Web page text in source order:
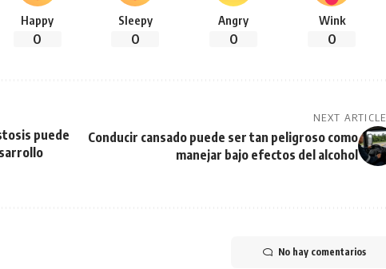
Happy
0
Sleepy
0
Angry
0
Wink
0
puede
NEXT ARTICLE
Conducir cansado puede ser tan peligroso como
manejar bajo efectos del alcohol
No hay comentarios